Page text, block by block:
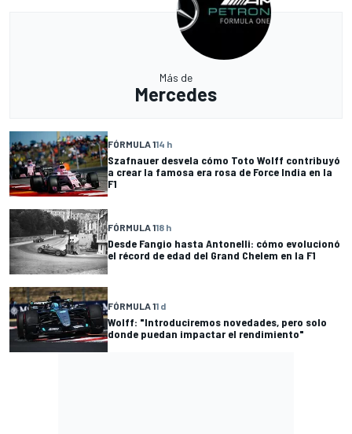
Más de
Mercedes
FÓRMULA 114 h
Szafnauer desvela cómo Toto Wolff contribuyó
a crear la famosa era rosa de Force India en la
F1
FÓRMULA 118 h
Desde Fangio hasta Antonelli: cómo evolucionó
el récord de edad del Grand Chelem en la F1
FÓRMULA 11 d
Wolff: "Introduciremos novedades, pero solo
donde puedan impactar el rendimiento"